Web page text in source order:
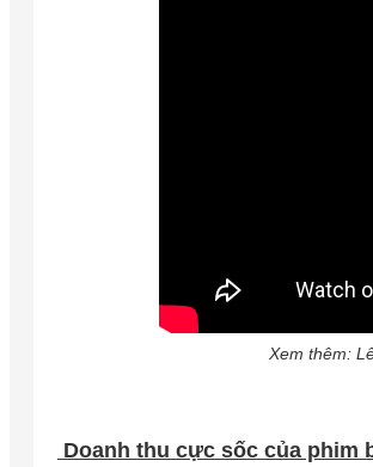
Xem thêm:
Doanh thu cực sốc của phim